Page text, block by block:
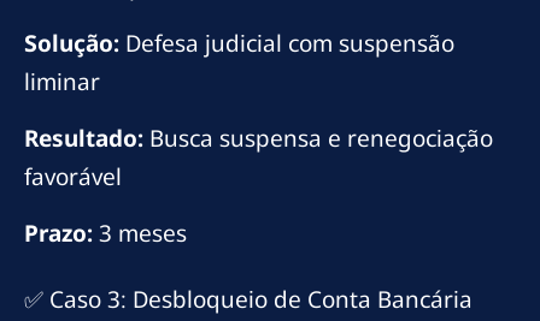
Solução: Defesa judicial com suspensão
liminar
Resultado: Busca suspensa e renegociação
favorável
Prazo:3 meses
✅ Caso 3: Desbloqueio de Conta Bancária